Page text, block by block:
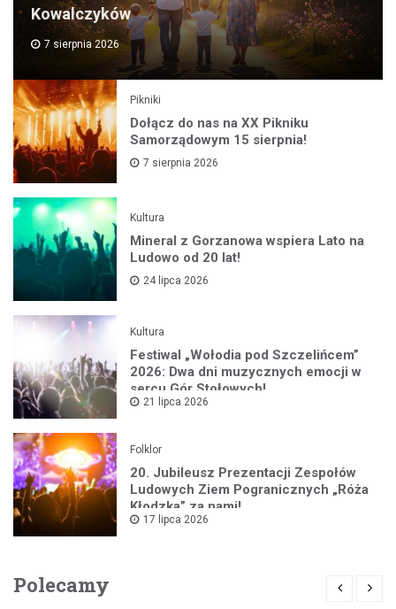
Kowalczyków
7 sierpnia 2026
Pikniki
Dołącz do nas na XX Pikniku
Samorządowym 15 sierpnia!
7 sierpnia 2026
Kultura
Mineral z Gorzanowa wspiera Lato na
Ludowo od 20 lat!
24 lipca 2026
Kultura
Festiwal „Wołodia pod Szczelińcem”
2026: Dwa dni muzycznych emocji w
sercu Gór Stołowych!
21 lipca 2026
Folklor
20. Jubileusz Prezentacji Zespołów
Ludowych Ziem Pogranicznych „Róża
Kłodzka” za nami!
17 lipca 2026
Polecamy